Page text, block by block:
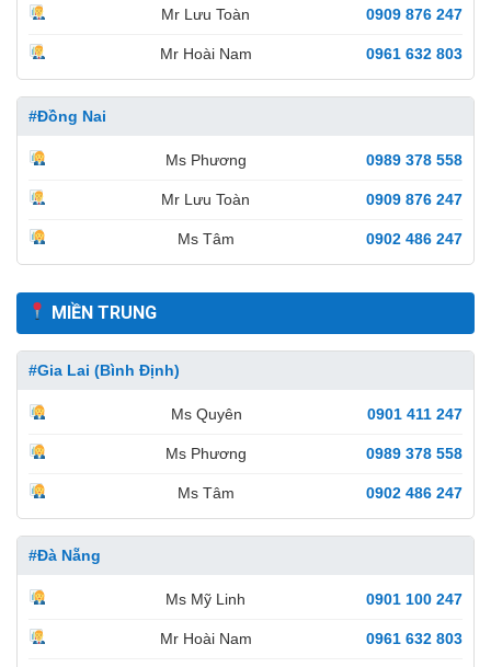
Mr Lưu Toàn 0909 876 247
Mr Hoài Nam 0961 632 803
#Đồng Nai
Ms Phương 0989 378 558
Mr Lưu Toàn 0909 876 247
Ms Tâm 0902 486 247
MIỀN TRUNG
#Gia Lai (Bình Định)
Ms Quyên 0901 411 247
Ms Phương 0989 378 558
Ms Tâm 0902 486 247
#Đà Nẵng
Ms Mỹ Linh 0901 100 247
Mr Hoài Nam 0961 632 803